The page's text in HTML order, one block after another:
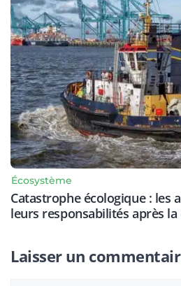
Écosystème
Catastrophe écologique : les
leurs responsabilités après la
Laisser un